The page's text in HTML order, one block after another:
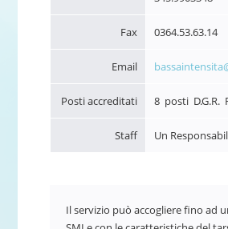
Fax 0364.53.63.14
Email
Posti accreditati 8 posti D.G.R.
Staff Un
Il servizio può accogliere fino ad